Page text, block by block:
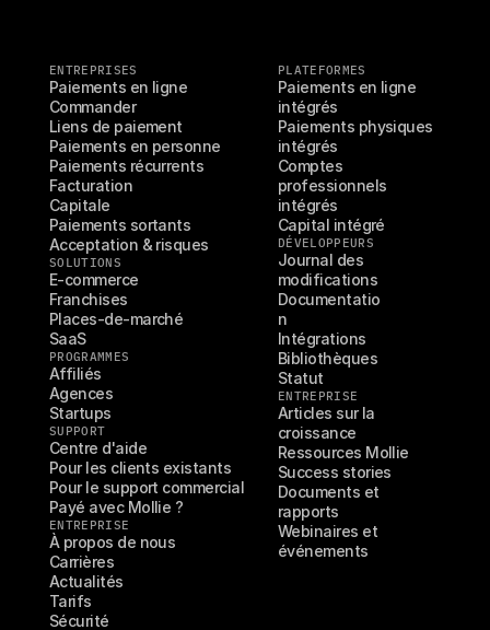
ENTREPRISES
Paiements en ligne
Commander
Liens de paiement
Paiements en personne
Paiements récurrents
Facturation
Capitale
Paiements sortants
Acceptation & risques
SOLUTIONS
E-commerce
Franchises
Places-de-marché
SaaS
PROGRAMMES
Affiliés
Agences
Startups
SUPPORT
Centre d'aide
Pour les clients existants
Pour le support commercial
Payé avec Mollie ?
ENTREPRISE
À propos de nous
Carrières
Actualités
Tarifs
Sécurité
PLATEFORMES
Paiements en ligne
intégrés
Paiements physiques
intégrés
Comptes
professionnels
intégrés
Capital intégré
DÉVELOPPEURS
Journal des
modifications
Documentatio
n
Intégrations
Bibliothèques
Statut
ENTREPRISE
Articles sur la
croissance
Ressources Mollie
Success stories
Documents et
rapports
Webinaires et
événements